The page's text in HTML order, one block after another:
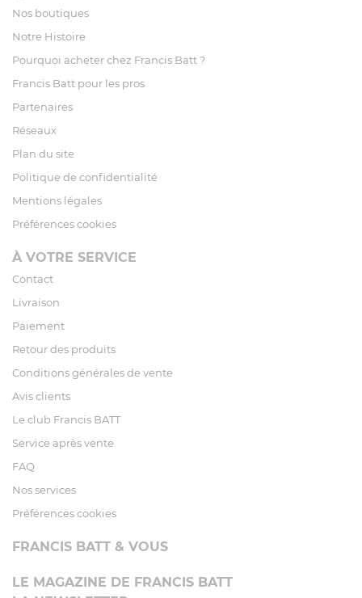
Nos boutiques
Notre Histoire
Pourquoi acheter chez Francis Batt ?
Francis Batt pour les pros
Partenaires
Réseaux
Plan du site
Politique de confidentialité
Mentions légales
Préférences cookies
À VOTRE SERVICE
Contact
Livraison
Paiement
Retour des produits
Conditions générales de vente
Avis clients
Le club Francis BATT
Service après vente
FAQ
Nos services
Préférences cookies
FRANCIS BATT & VOUS
LE MAGAZINE DE FRANCIS BATT